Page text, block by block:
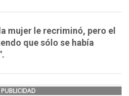
mujer le recriminó, pero el
que sólo se había
PUBLICIDAD